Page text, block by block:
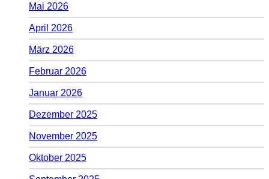
Mai 2026
April 2026
März 2026
Februar 2026
Januar 2026
Dezember 2025
November 2025
Oktober 2025